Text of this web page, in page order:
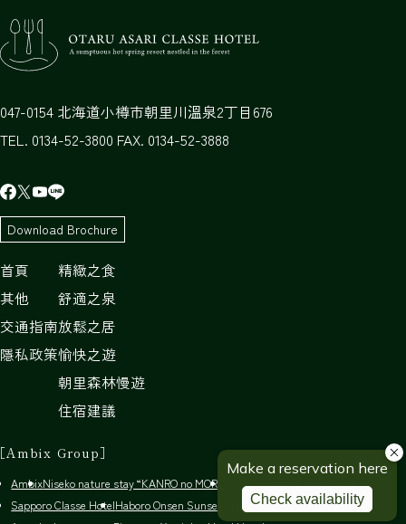
047-0154 北海道小樽市朝里川溫泉2丁目676
TEL. 0134-52-3800 FAX. 0134-52-3888
Download Brochure
首頁
其他
交通指南
隱私政策
精緻之食
舒適之泉
放鬆之居
愉快之遊
朝里森林慢遊
住宿建議
［Ambix Group］
AmbixNiseko nature stay “KANRO no MORI”
Kitahiroshima Classe Hotel
Sapporo Classe HotelHaboro Onsen Sunset Plaza